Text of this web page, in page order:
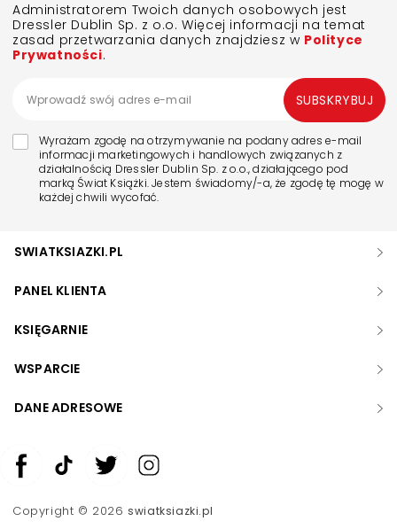
Administratorem Twoich danych osobowych jest
Dressler Dublin Sp. z o.o. Więcej informacji na temat
zasad przetwarzania danych znajdziesz w Polityce
Prywatności.
Wyrażam zgodę na otrzymywanie na podany adres e-mail
informacji marketingowych i handlowych związanych z
działalnością Dressler Dublin Sp. z o.o., działającego pod
marką Świat Książki. Jestem świadomy/-a, że zgodę tę mogę w
każdej chwili wycofać.
SUBSKRYBUJ
SWIATKSIAZKI.PL
PANEL KLIENTA
KSIĘGARNIE
WSPARCIE
DANE ADRESOWE
Copyright © 2026swiatksiazki.pl
Zwiększ rozmiar czcionki